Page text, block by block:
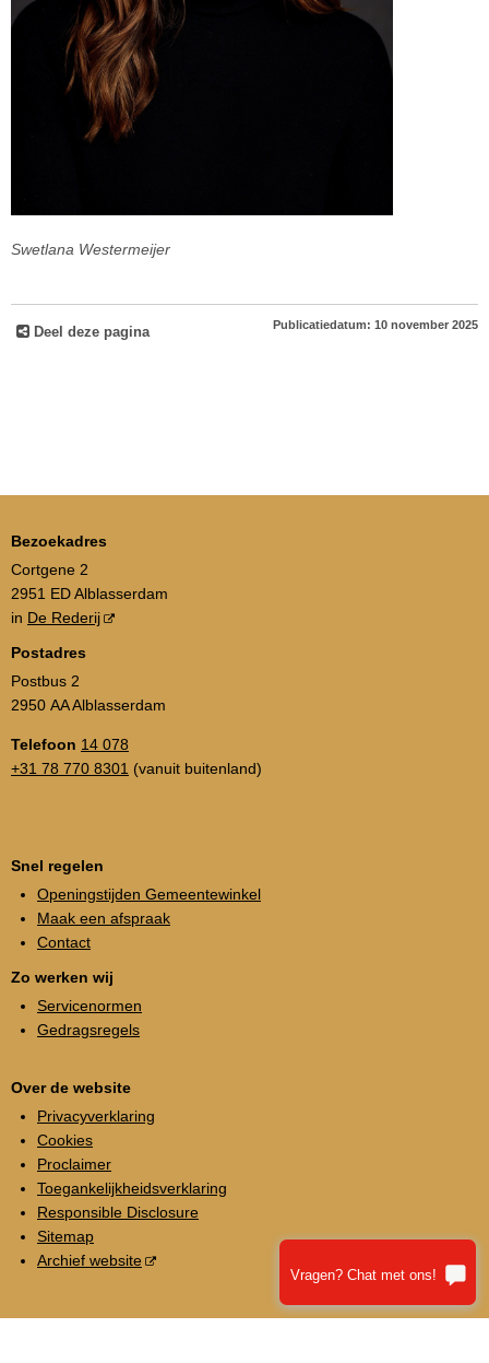
Swetlana Westermeijer
Deel deze pagina Publicatiedatum: 10 november 2025
Bezoekadres
Cortgene 2
2951 ED Alblasserdam
in De Rederij
Postadres
Postbus 2
2950 AA Alblasserdam
Telefoon 14 078
+31 78 770 8301 (vanuit buitenland)
Snel regelen
Openingstijden Gemeentewinkel
Maak een afspraak
Contact
Zo werken wij
Servicenormen
Gedragsregels
Over de website
Privacyverklaring
Cookies
Proclaimer
Toegankelijkheidsverklaring
Responsible Disclosure
Sitemap
Archief website